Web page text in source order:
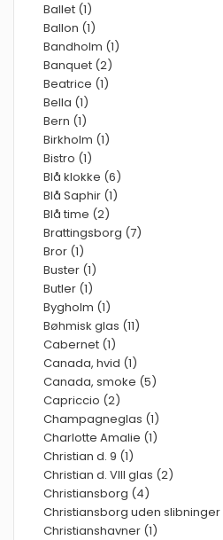
Ballet (1)
Ballon (1)
Bandholm (1)
Banquet (2)
Beatrice (1)
Bella (1)
Bern (1)
Birkholm (1)
Bistro (1)
Blå klokke (6)
Blå Saphir (1)
Blå time (2)
Brattingsborg (7)
Bror (1)
Buster (1)
Butler (1)
Bygholm (1)
Bøhmisk glas (11)
Cabernet (1)
Canada, hvid (1)
Canada, smoke (5)
Capriccio (2)
Champagneglas (1)
Charlotte Amalie (1)
Christian d. 9 (1)
Christian d. VIII glas (2)
Christiansborg (4)
Christiansborg uden slibninger
Christianshavner (1)